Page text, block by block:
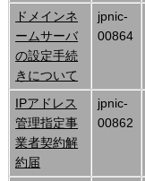
ドメインネ
ームサーバ
の設定手続
きについて
jpnic-
00864
IPアドレス
管理指定事
業者契約解
約届
jpnic-
00862